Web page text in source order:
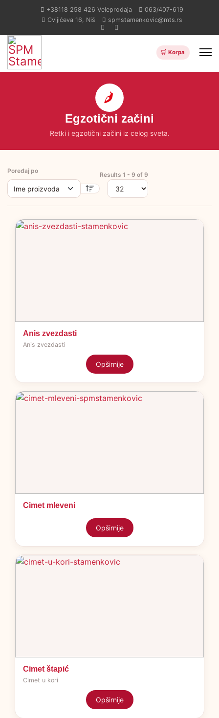
+38118 258 426 Veleprodaja
063/407-619
Cvijićeva 16, Niš
spmstamenkovic@mts.rs
Egzotični začini
Retki i egzotični začini iz celog sveta.
Poređaj po
Results 1 - 9 of 9
Anis zvezdasti
Anis zvezdasti
Opširnije
Cimet mleveni
Opširnije
Cimet štapić
Cimet u kori
Opširnije